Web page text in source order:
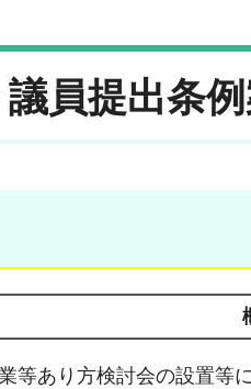
員提出条
等あり方検討会の設置等